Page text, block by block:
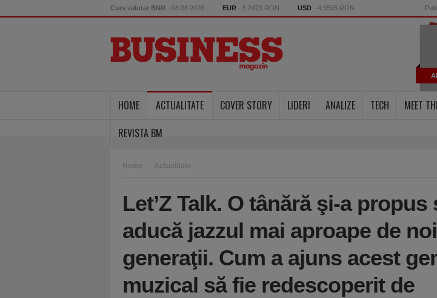
Curs valutar BNR - 08.08.2026 EUR - 5.2473 RON USD - 4.5595 RON
HOME ACTUALITATE COVER STORY LIDERI ANALIZE TECH MEET
REVISTA BM
Home Actualitate
Let’Z Talk. O tânără şi-a propus
aducă jazzul mai aproape de
generaţii. Cum a ajuns acest
muzical să fie redescoperit de